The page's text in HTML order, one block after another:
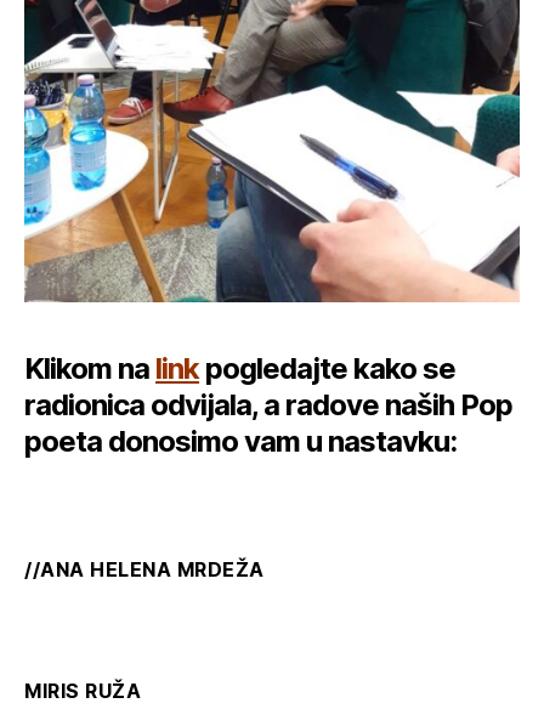
Klikom na link pogledajte kako se
radionica odvijala, a radove naših Pop
poeta donosimo vam u nastavku:
//ANA HELENA MRDEŽA
MIRIS RUŽA